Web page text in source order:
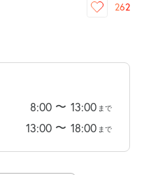
262
8:00 〜 13:00 まで
13:00 〜 18:00 まで